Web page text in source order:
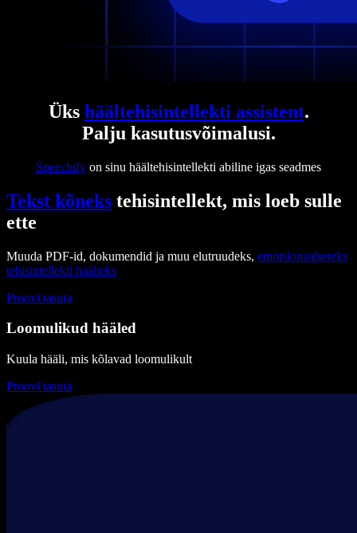
Üks häältehisintellekti assistent.
Palju kasutusvõimalusi.
Speechify on sinu häältehisintellekti abiline igas seadmes
Tekst kõneks tehisintellekt, mis loeb sulle
ette
Muuda PDF-id, dokumendid ja muu elutruudeks, emotsionaalseteks
tehisintellekti häälteks
Proovi tasuta
Loomulikud hääled
Kuula hääli, mis kõlavad loomulikult
Proovi tasuta